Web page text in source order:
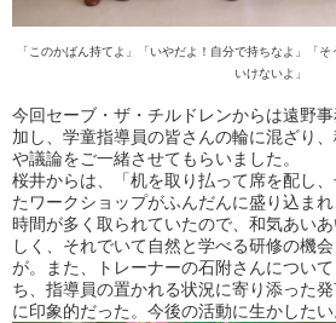
「このかばん持てよ」「いやだよ！自分で持ちなよ」「
いけないよ」
今回セーブ・ザ・チルドレンからは遠野
加し、学童指導員の皆さんの輪に混ざり
や議論をご一緒させてもらいました。
桜井からは、「机を取り払って席を配し
たワークショップがふんだんに盛り込ま
時間が多く取られていたので、和気あい
しく、それでいて自然と学べる研修の機
が。また、トレーナーの石附さんについ
ち、指導員の置かれる状況に寄り添った
に印象的だった。今後の活動に生かしたい